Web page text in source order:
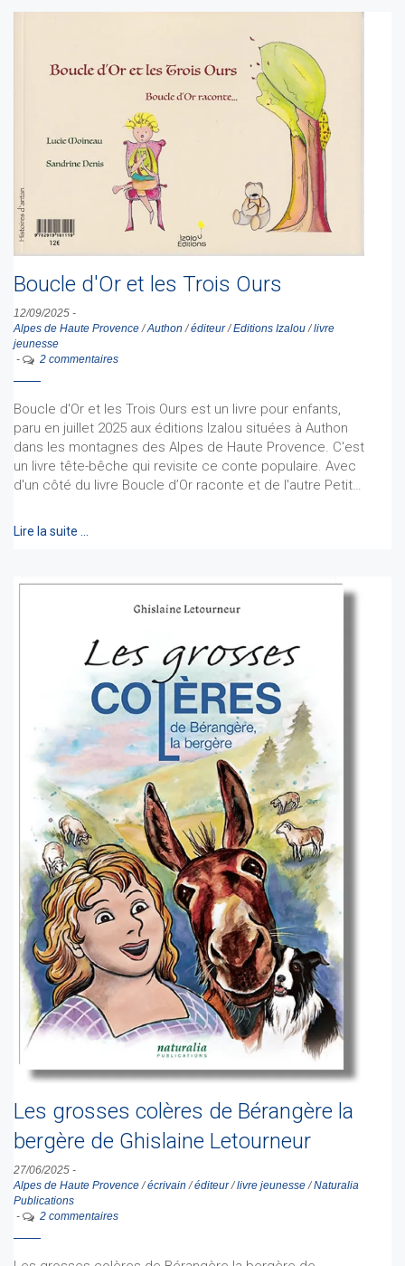
Boucle d'Or et les Trois Ours
12/09/2025 -
Alpes de Haute Provence /Authon /éditeur/Editions Izalou /livre
jeunesse
-
2 commentaires
Boucle d'Or et les Trois Ours est un livre pour enfants,
paru en juillet 2025 aux éditions Izalou situées à Authon
dans les montagnes des Alpes de Haute Provence. C'est
un livre tête-bêche qui revisite ce conte populaire. Avec
d'un côté du livre Boucle d’Or raconte et de l'autre Petit…
Lire la suite …
Les grosses colères de Bérangère la
bergère de Ghislaine Letourneur
27/06/2025 -
Alpes de Haute Provence /écrivain /éditeur/livre jeunesse /Naturalia
Publications
-
2 commentaires